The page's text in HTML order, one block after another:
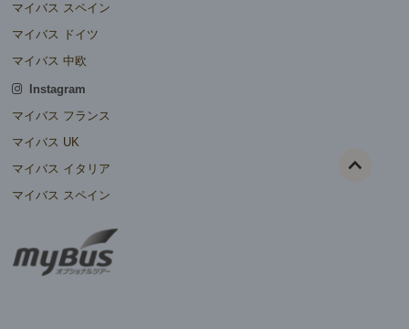
マイバス スペイン
マイバス ドイツ
マイバス 中欧
Instagram
マイバス フランス
マイバス UK
マイバス イタリア
マイバス スペイン